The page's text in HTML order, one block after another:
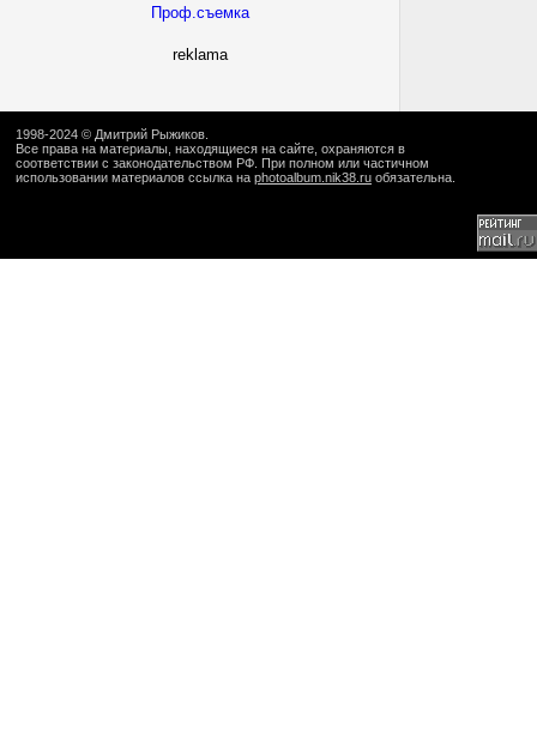
Проф.съемка
reklama
1998-2024 © Дмитрий Рыжиков
Все права на материалы, находящиеся на сайте, охраняются в
соответствии с законодательством РФ. При полном или частичном
использовании материалов ссылка на photoalbum.nik38.ru обязательна.